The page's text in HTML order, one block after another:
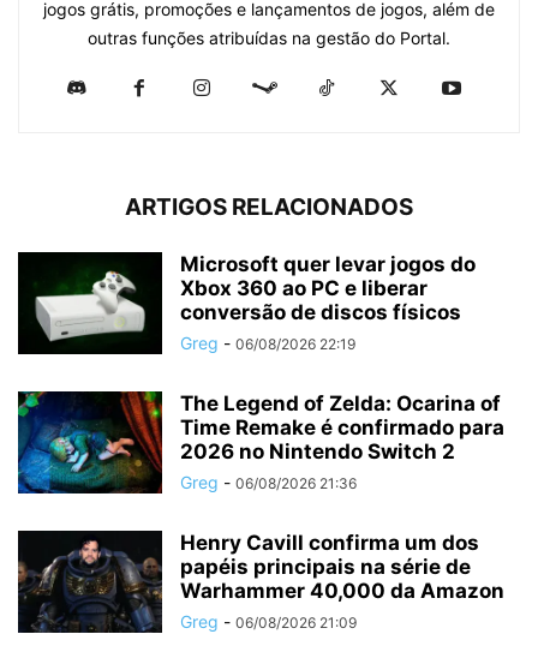
jogos grátis, promoções e lançamentos de jogos, além de
outras funções atribuídas na gestão do Portal.
ARTIGOS RELACIONADOS
Microsoft quer levar jogos do
Xbox 360 ao PC e liberar
conversão de discos físicos
Greg - 06/08/2026 22:19
The Legend of Zelda: Ocarina of
Time Remake é confirmado para
2026 no Nintendo Switch 2
Greg - 06/08/2026 21:36
Henry Cavill confirma um dos
papéis principais na série de
Warhammer 40,000 da Amazon
Greg - 06/08/2026 21:09